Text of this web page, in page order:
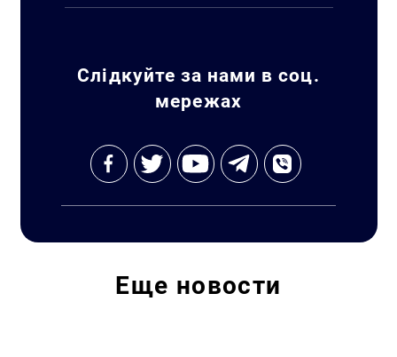
Слідкуйте за нами в соц.
мережах
Еще новости